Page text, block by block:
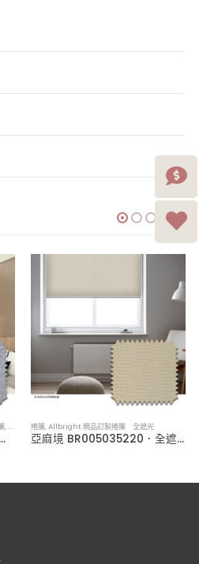
,布簾／紗簾／窗簾布
細織布 鐵灰 MND1008AD．韓系軟裝全遮光布簾
捲簾,Allbright 精品訂製捲簾 全遮光
亞麻境 BR005035220．全遮光捲簾